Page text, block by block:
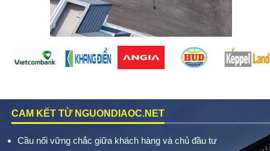
CAM KẾT TỪ NGUONDIAOC.NET
Cầu nối vững chắc giữa khách hàng và chủ đầu tư